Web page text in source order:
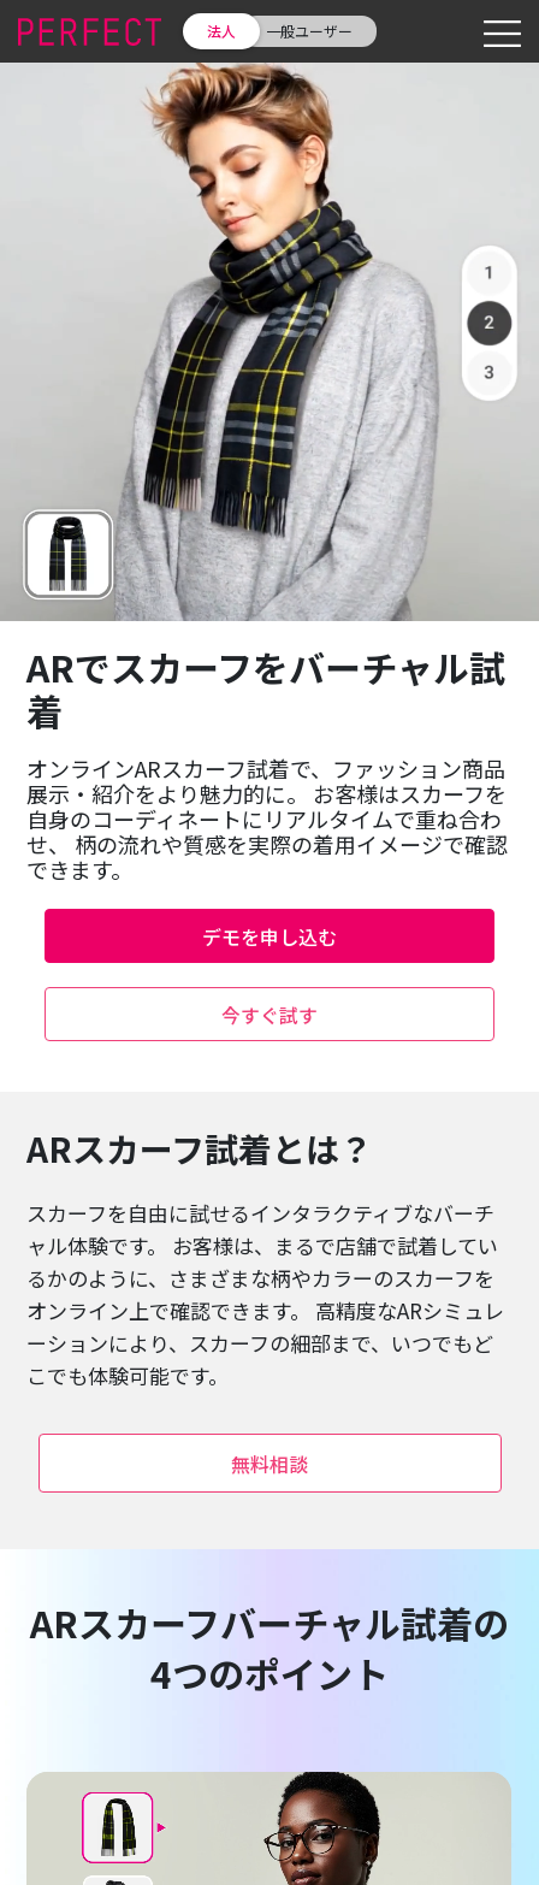
法人 一般ユーザー
ARでスカーフをバーチャル試
着
オンラインARスカーフ試着で、ファッション商品
展示・紹介をより魅力的に。 お客様はスカーフを
自身のコーディネートにリアルタイムで重ね合わ
せ、 柄の流れや質感を実際の着用イメージで確認
できます。
デモを申し込む
今すぐ試す
ARスカーフ試着とは？
スカーフを自由に試せるインタラクティブなバーチ
ャル体験です。 お客様は、まるで店舗で試着してい
るかのように、さまざまな柄やカラーのスカーフを
オンライン上で確認できます。 高精度なARシミュレ
ーションにより、スカーフの細部まで、いつでもど
こでも体験可能です。
無料相談
ARスカーフバーチャル試着の
4つのポイント